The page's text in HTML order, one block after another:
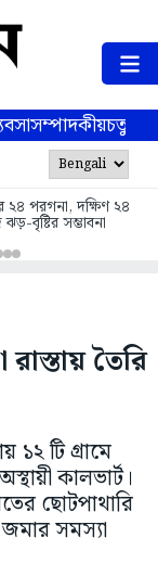
সম্পাদকীয়
২৪ পরগনা, দক্ষিণ ২৪
বৃষ্টির সম্ভাবনা
তৈরি
১২ টি গ্রামে
কালভার্ট।
ছোটপাথারি
সমস্যা